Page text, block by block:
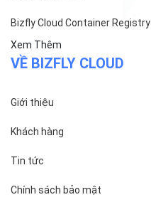
Bizfly Cloud Container Registry
Xem Thêm
VỀ BIZFLY CLOUD
Giới thiệu
Khách hàng
Tin tức
Chính sách bảo mật